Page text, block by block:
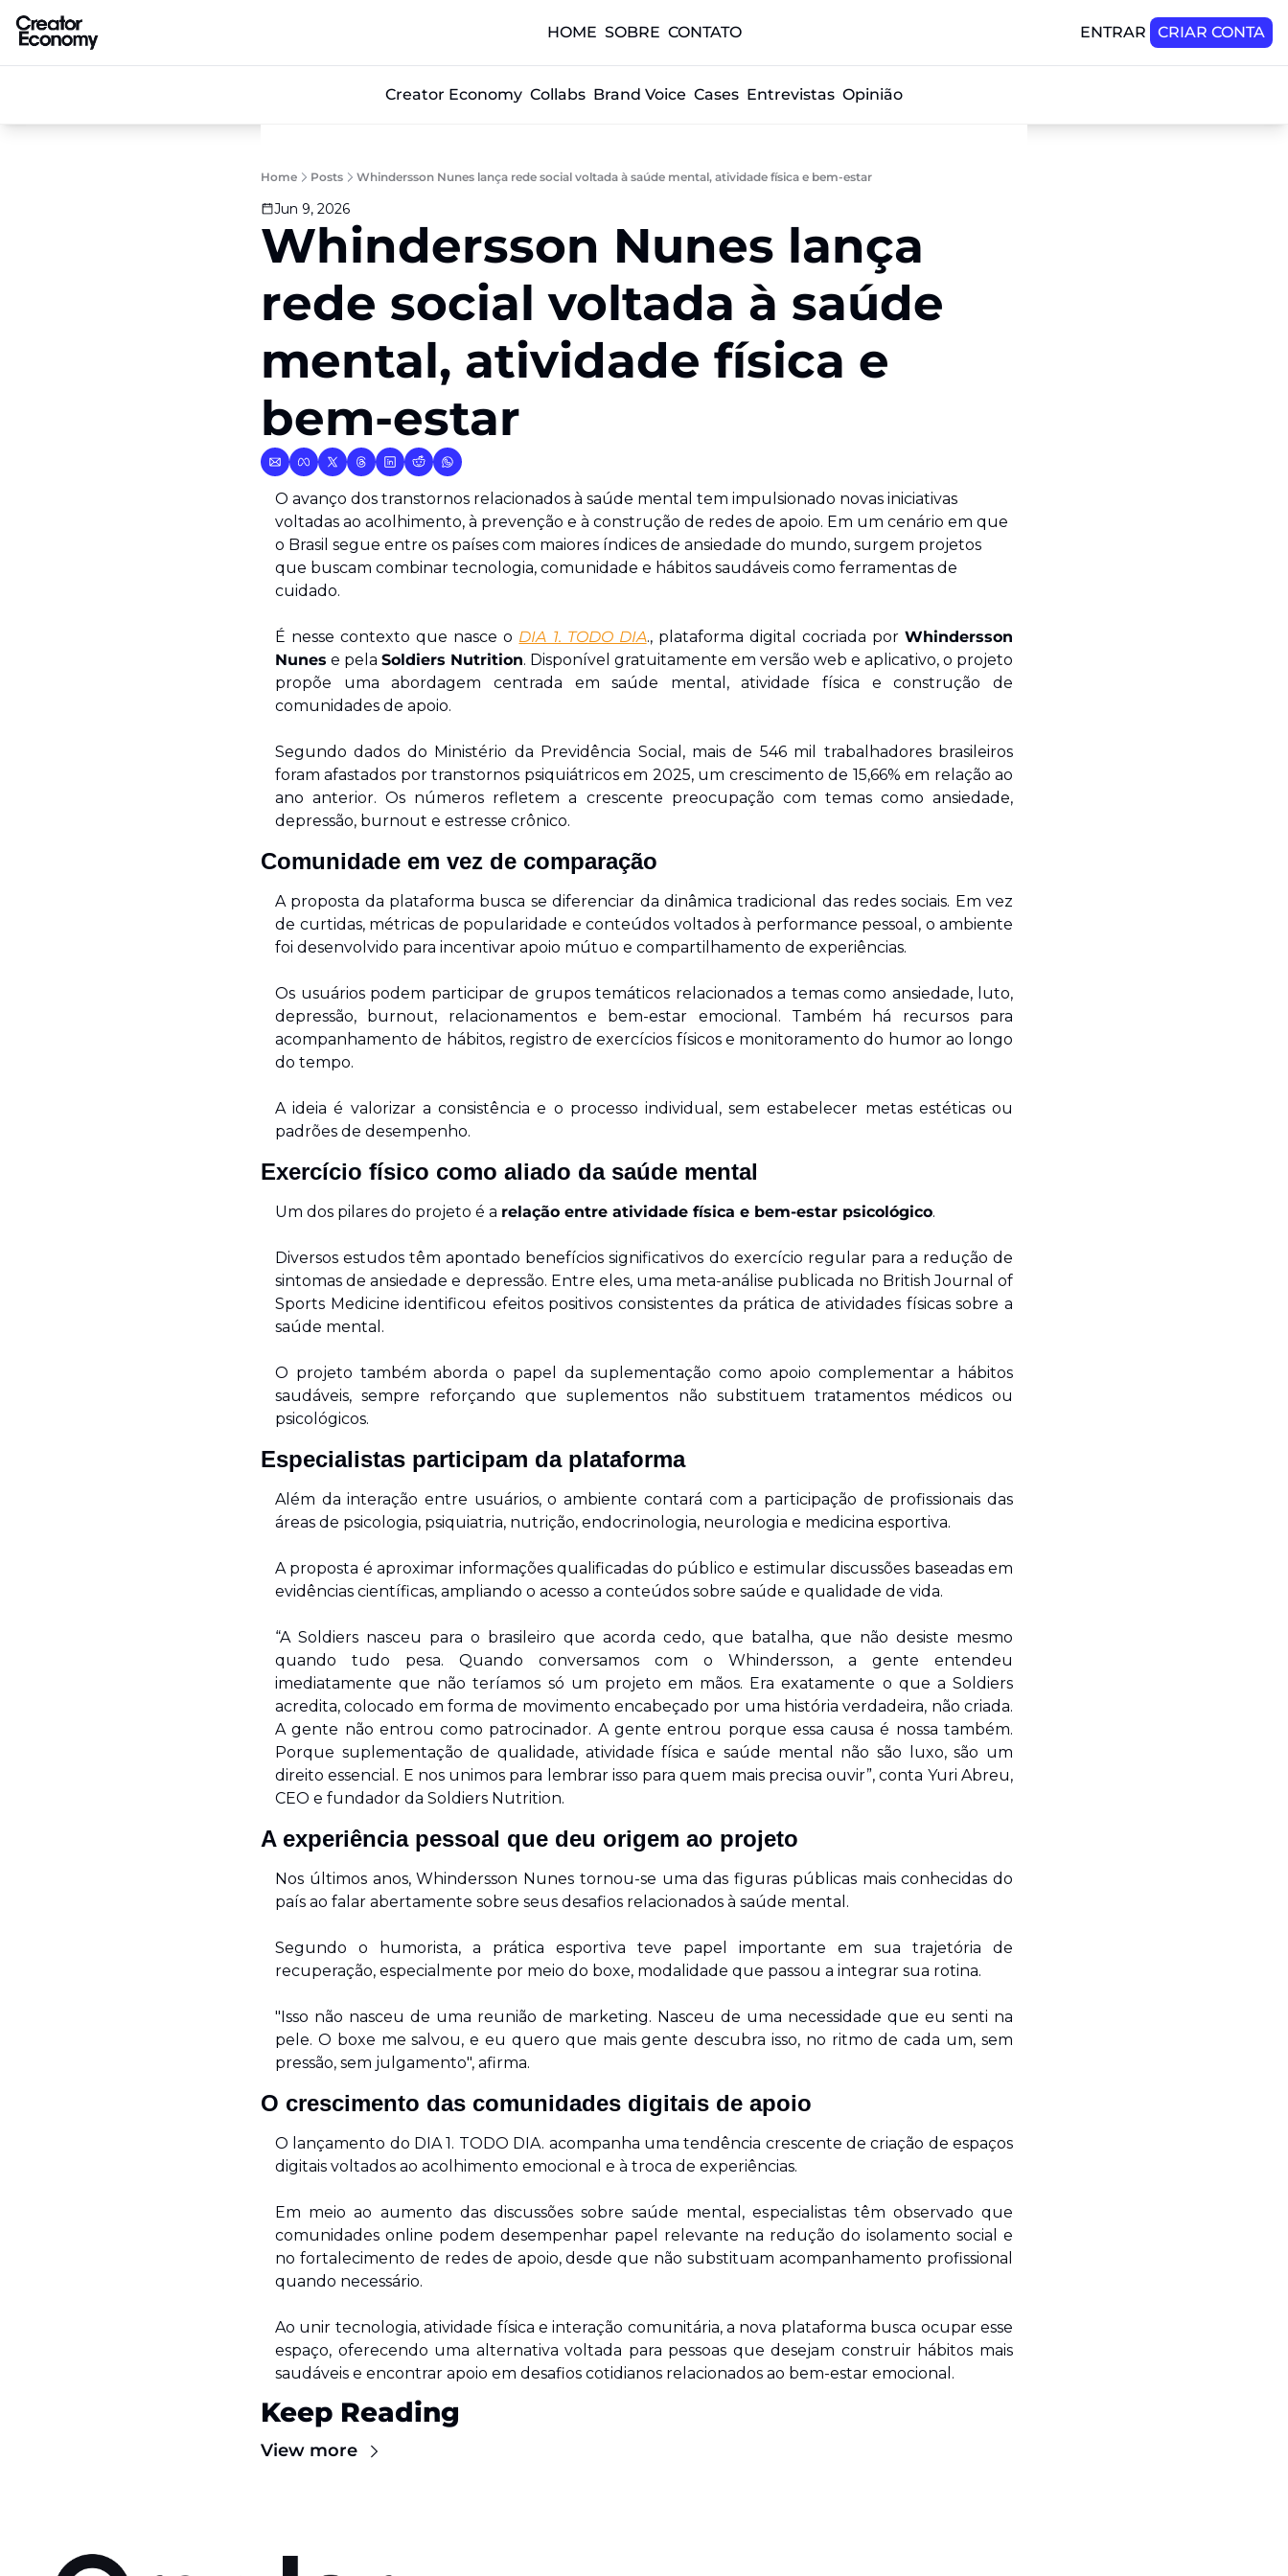
HOME SOBRE CONTATO ENTRAR CRIAR CONTA
Creator Economy Collabs Brand Voice Cases Entrevistas Opinião
Home Posts Whindersson Nunes lança rede social voltada à saúde mental, atividade física e bem-estar
Jun 9, 2026
Whindersson Nunes lança
rede social voltada à saúde
mental, atividade física e
bem-estar
O avanço dos transtornos relacionados à saúde mental tem impulsionado novas iniciativas
voltadas ao acolhimento, à prevenção e à construção de redes de apoio. Em um cenário em que
o Brasil segue entre os países com maiores índices de ansiedade do mundo, surgem projetos
que buscam combinar tecnologia, comunidade e hábitos saudáveis como ferramentas de
cuidado.
É nesse contexto que nasce o DIA 1. TODO DIA., plataforma digital cocriada por Whindersson
Nunes e pela Soldiers Nutrition. Disponível gratuitamente em versão web e aplicativo, o projeto
propõe uma abordagem centrada em saúde mental, atividade física e construção de
comunidades de apoio.
Segundo dados do Ministério da Previdência Social, mais de 546 mil trabalhadores brasileiros
foram afastados por transtornos psiquiátricos em 2025, um crescimento de 15,66% em relação ao
ano anterior. Os números refletem a crescente preocupação com temas como ansiedade,
depressão, burnout e estresse crônico.
Comunidade em vez de comparação
A proposta da plataforma busca se diferenciar da dinâmica tradicional das redes sociais. Em vez
de curtidas, métricas de popularidade e conteúdos voltados à performance pessoal, o ambiente
foi desenvolvido para incentivar apoio mútuo e compartilhamento de experiências.
Os usuários podem participar de grupos temáticos relacionados a temas como ansiedade, luto,
depressão, burnout, relacionamentos e bem-estar emocional. Também há recursos para
acompanhamento de hábitos, registro de exercícios físicos e monitoramento do humor ao longo
do tempo.
A ideia é valorizar a consistência e o processo individual, sem estabelecer metas estéticas ou
padrões de desempenho.
Exercício físico como aliado da saúde mental
Um dos pilares do projeto é a relação entre atividade física e bem-estar psicológico.
Diversos estudos têm apontado benefícios significativos do exercício regular para a redução de
sintomas de ansiedade e depressão. Entre eles, uma meta-análise publicada no British Journal of
Sports Medicine identificou efeitos positivos consistentes da prática de atividades físicas sobre a
saúde mental.
O projeto também aborda o papel da suplementação como apoio complementar a hábitos
saudáveis, sempre reforçando que suplementos não substituem tratamentos médicos ou
psicológicos.
Especialistas participam da plataforma
Além da interação entre usuários, o ambiente contará com a participação de profissionais das
áreas de psicologia, psiquiatria, nutrição, endocrinologia, neurologia e medicina esportiva.
A proposta é aproximar informações qualificadas do público e estimular discussões baseadas em
evidências científicas, ampliando o acesso a conteúdos sobre saúde e qualidade de vida.
“A Soldiers nasceu para o brasileiro que acorda cedo, que batalha, que não desiste mesmo
quando tudo pesa. Quando conversamos com o Whindersson, a gente entendeu
imediatamente que não teríamos só um projeto em mãos. Era exatamente o que a Soldiers
acredita, colocado em forma de movimento encabeçado por uma história verdadeira, não criada.
A gente não entrou como patrocinador. A gente entrou porque essa causa é nossa também.
Porque suplementação de qualidade, atividade física e saúde mental não são luxo, são um
direito essencial. E nos unimos para lembrar isso para quem mais precisa ouvir”, conta Yuri Abreu,
CEO e fundador da Soldiers Nutrition.
A experiência pessoal que deu origem ao projeto
Nos últimos anos, Whindersson Nunes tornou-se uma das figuras públicas mais conhecidas do
país ao falar abertamente sobre seus desafios relacionados à saúde mental.
Segundo o humorista, a prática esportiva teve papel importante em sua trajetória de
recuperação, especialmente por meio do boxe, modalidade que passou a integrar sua rotina.
"Isso não nasceu de uma reunião de marketing. Nasceu de uma necessidade que eu senti na
pele. O boxe me salvou, e eu quero que mais gente descubra isso, no ritmo de cada um, sem
pressão, sem julgamento", afirma.
O crescimento das comunidades digitais de apoio
O lançamento do DIA 1. TODO DIA. acompanha uma tendência crescente de criação de espaços
digitais voltados ao acolhimento emocional e à troca de experiências.
Em meio ao aumento das discussões sobre saúde mental, especialistas têm observado que
comunidades online podem desempenhar papel relevante na redução do isolamento social e
no fortalecimento de redes de apoio, desde que não substituam acompanhamento profissional
quando necessário.
Ao unir tecnologia, atividade física e interação comunitária, a nova plataforma busca ocupar esse
espaço, oferecendo uma alternativa voltada para pessoas que desejam construir hábitos mais
saudáveis e encontrar apoio em desafios cotidianos relacionados ao bem-estar emocional.
Keep Reading
View more